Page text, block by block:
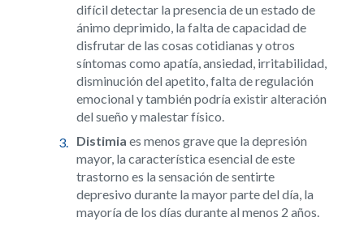
difícil detectar la presencia de un estado de
ánimo deprimido, la falta de capacidad de
disfrutar de las cosas cotidianas y otros
síntomas como apatía, ansiedad, irritabilidad,
disminución del apetito, falta de regulación
emocional y también podría existir alteración
del sueño y malestar físico.
Distimia es menos grave que la depresión
mayor, la característica esencial de este
trastorno es la sensación de sentirte
depresivo durante la mayor parte del día, la
mayoría de los días durante al menos 2 años.